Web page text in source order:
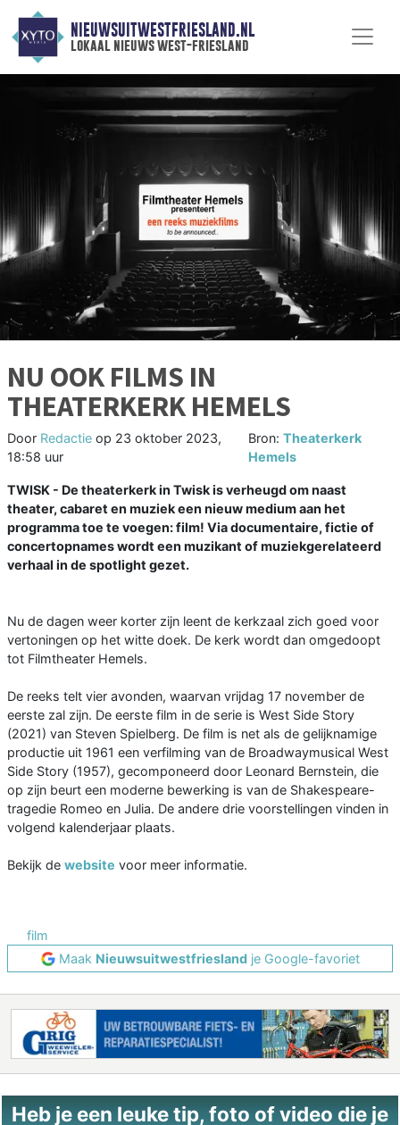
NIEUWSUITWESTFRIESLAND.NL
lokaal nieuws west-friesland
NU OOK FILMS IN
THEATERKERK HEMELS
Door Redactie op 23 oktober 2023,
18:58 uur
Bron:Theaterkerk
Hemels
TWISK - De theaterkerk in Twisk is verheugd om naast
theater, cabaret en muziek een nieuw medium aan het
programma toe te voegen: film! Via documentaire, fictie of
concertopnames wordt een muzikant of muziekgerelateerd
verhaal in de spotlight gezet.
Nu de dagen weer korter zijn leent de kerkzaal zich goed voor
vertoningen op het witte doek. De kerk wordt dan omgedoopt
tot Filmtheater Hemels.
De reeks telt vier avonden, waarvan vrijdag 17 november de
eerste zal zijn. De eerste film in de serie is West Side Story
(2021) van Steven Spielberg. De film is net als de gelijknamige
productie uit 1961 een verfilming van de Broadwaymusical West
Side Story (1957), gecomponeerd door Leonard Bernstein, die
op zijn beurt een moderne bewerking is van de Shakespeare-
tragedie Romeo en Julia. De andere drie voorstellingen vinden in
volgend kalenderjaar plaats.
Bekijk de website voor meer informatie.
film
Maak Nieuwsuitwestfrieslandje Google-favoriet
Heb je een leuke tip, foto of video die je